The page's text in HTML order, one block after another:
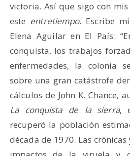
victoria. Así que sigo con
este entretiempo. Escribe
Elena Aguilar en El País:
conquista, los trabajos
enfermedades, la colonia
sobre una gran catástrofe
cálculos de John K. Chance,
La conquista de la sierra,
recuperó la población
década de 1970. Las